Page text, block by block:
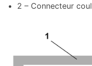
2 – Connecteur